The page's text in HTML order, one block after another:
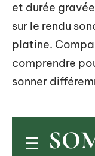
et durée
sur le rendu
platine.
comprendre
sonner